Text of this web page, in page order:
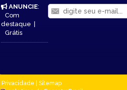
ANUNCIE:
Com
destaque|
Grátis
Privacidade
Sitemap